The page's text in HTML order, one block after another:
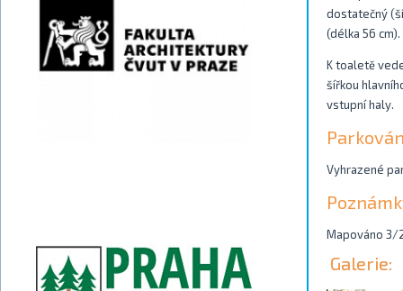
dostatečný
(délka 56 cm).
K toaletě
šířkou
vstupní haly.
Vyhrazené
Mapováno 3/
Galerie: